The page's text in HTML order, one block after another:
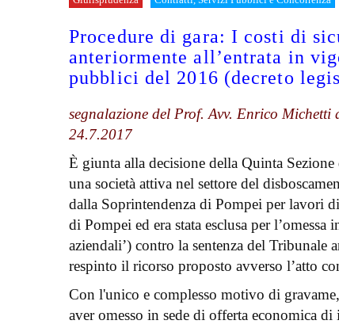
Procedure di gara: I costi di
anteriormente all’entrata in
pubblici del 2016 (decreto
segnalazione del Prof. Avv. Enrico Michetti
24.7.2017
È giunta alla decisione della Quinta
una società attiva nel settore del
dalla Soprintendenza di Pompei per lavori
di Pompei ed era stata esclusa per
aziendali’) contro la sentenza del Tribunale
respinto il ricorso proposto avverso l’atto
Con l'unico e complesso motivo di
aver omesso in sede di offerta economica